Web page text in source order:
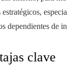
dependientes de
clave